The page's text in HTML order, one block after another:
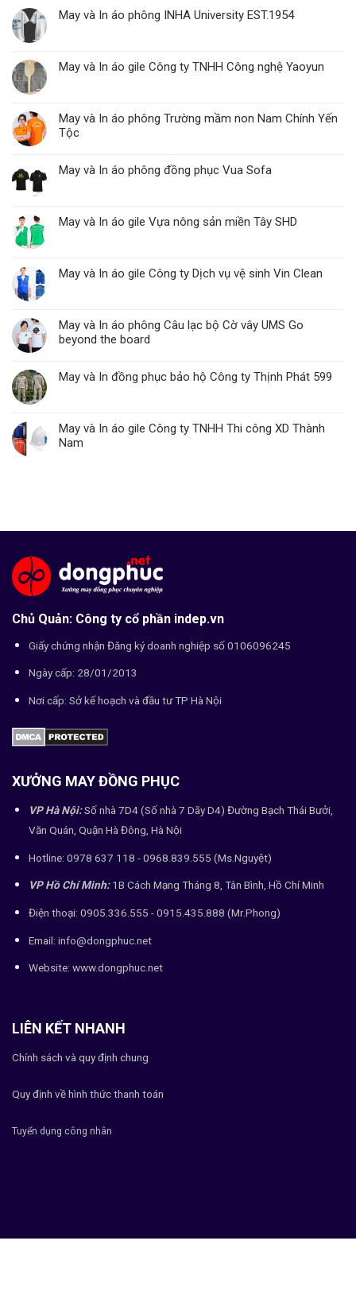
May và In áo phông INHA University EST.1954
May và In áo gile Công ty TNHH Công nghệ Yaoyun
May và In áo phông Trường mầm non Nam Chính Yến
Tộc
May và In áo phông đồng phục Vua Sofa
May và In áo gile Vựa nông sản miền Tây SHD
May và In áo gile Công ty Dịch vụ vệ sinh Vin Clean
May và In áo phông Câu lạc bộ Cờ vây UMS Go
beyond the board
May và In đồng phục bảo hộ Công ty Thịnh Phát 599
May và In áo gile Công ty TNHH Thi công XD Thành
Nam
Chủ Quản: Công ty cổ phần indep.vn
Giấy chứng nhận Đăng ký doanh nghiệp số 0106096245
Ngày cấp: 28/01/2013
Nơi cấp: Sở kế hoạch và đầu tư TP Hà Nội
XƯỞNG MAY ĐỒNG PHỤC
VP Hà Nội:Số nhà 7D4 (Số nhà 7 Dãy D4) Đường Bạch Thái Bưởi,
Văn Quán, Quận Hà Đông, Hà Nội
Hotline: 0978 637 118 - 0968.839.555 (Ms.Nguyệt)
VP Hồ Chí Minh:1B Cách Mạng Tháng 8, Tân Bình, Hồ Chí Minh
Điện thoại: 0905.336.555 - 0915.435.888 (Mr.Phong)
Email: info@dongphuc.net
Website: www.dongphuc.net
LIÊN KẾT NHANH
Chính sách và quy định chung
Quy định về hình thức thanh toán
Tuyển dụng công nhân